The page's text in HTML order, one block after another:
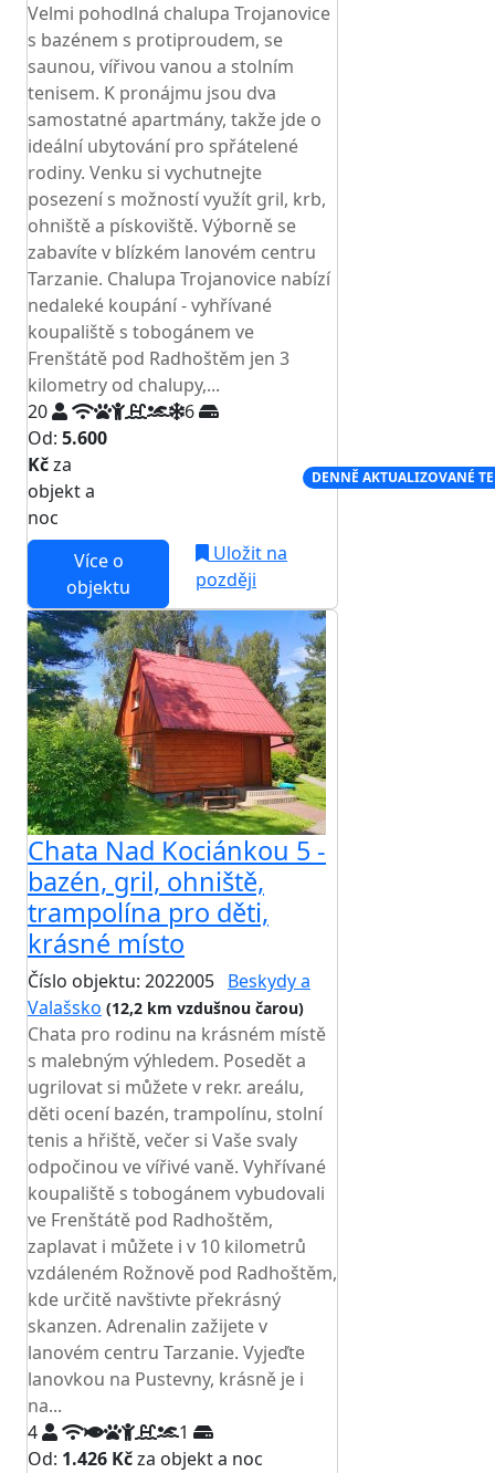
Velmi pohodlná chalupa Trojanovice
s bazénem s protiproudem, se
saunou, vířivou vanou a stolním
tenisem. K pronájmu jsou dva
samostatné apartmány, takže jde o
ideální ubytování pro spřátelené
rodiny. Venku si vychutnejte
posezení s možností využít gril, krb,
ohniště a pískoviště. Výborně se
zabavíte v blízkém lanovém centru
Tarzanie. Chalupa Trojanovice nabízí
nedaleké koupání - vyhřívané
koupaliště s tobogánem ve
Frenštátě pod Radhoštěm jen 3
kilometry od chalupy,...
20
6
Od: 5.600
Kčza
objekt a
noc
DENNĚ AKTUALIZOVANÉ
Více o
objektu
Uložit na
později
Chata Nad Kociánkou 5 -
bazén, gril, ohniště,
trampolína pro děti,
krásné místo
Číslo objektu: 2022005 Beskydy a
Valašsko (12,2 km vzdušnou čarou)
Chata pro rodinu na krásném místě
s malebným výhledem. Posedět a
ugrilovat si můžete v rekr. areálu,
děti ocení bazén, trampolínu, stolní
tenis a hřiště, večer si Vaše svaly
odpočinou ve vířivé vaně. Vyhřívané
koupaliště s tobogánem vybudovali
ve Frenštátě pod Radhoštěm,
zaplavat i můžete i v 10 kilometrů
vzdáleném Rožnově pod Radhoštěm,
kde určitě navštivte překrásný
skanzen. Adrenalin zažijete v
lanovém centru Tarzanie. Vyjeďte
lanovkou na Pustevny, krásně je i
na...
4
1
Od: 1.426 Kčza objekt a noc